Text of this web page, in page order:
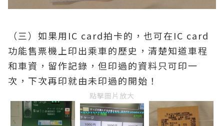
（三）如果用IC card拍卡的，也可在IC card
功能售票機上印出乘車的歷史，清楚知道車程
和車資，留作記錄，但印過的資料只可印一
次，下次再印就由未印過的開始！
點擊圖片放大